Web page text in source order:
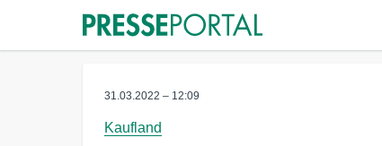
31.03.2022 – 12:09
Kaufland